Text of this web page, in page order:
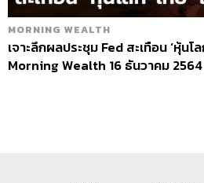
MORNING WEALTH
เจาะลึกผลประชุม Fed สะเทือน ‘หุ้นโ
Morning Wealth 16 ธันวาคม 2564